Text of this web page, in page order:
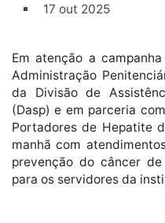
17 out 2025
Em atenção a
Administração
da Divisão de
(Dasp) e em parceria
Portadores de Hepatite
manhã com
prevenção do câncer
para os servidores da